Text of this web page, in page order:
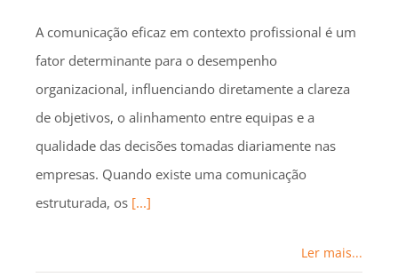
A comunicação eficaz em contexto profissional é um
fator determinante para o desempenho
organizacional, influenciando diretamente a clareza
de objetivos, o alinhamento entre equipas e a
qualidade das decisões tomadas diariamente nas
empresas. Quando existe uma comunicação
estruturada, os [...]
Ler mais...